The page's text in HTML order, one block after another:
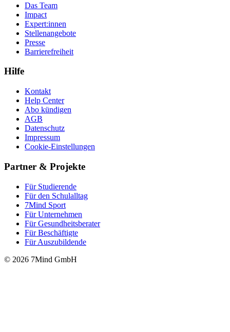
Das Team
Impact
Expert:innen
Stellenangebote
Presse
Barrierefreiheit
Hilfe
Kontakt
Help Center
Abo kündigen
AGB
Datenschutz
Impressum
Cookie-Einstellungen
Partner & Projekte
Für Stu­die­rende
Für den Schulalltag
7Mind Sport
Für Unter­neh­men
Für Gesund­heits­be­ra­ter
Für Beschäftigte
Für Auszubildende
© 2026 7Mind GmbH